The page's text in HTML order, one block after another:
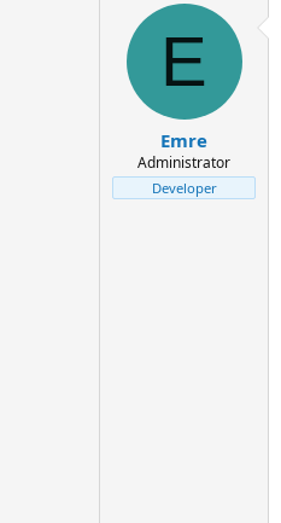
l
a
n
ı
ç
t
a
E
Emre
Administrator
Developer